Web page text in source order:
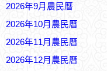
2026年9月農民曆
2026年10月農民曆
2026年11月農民曆
2026年12月農民曆